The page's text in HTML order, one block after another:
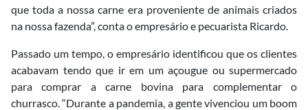
que toda a nossa carne era proveniente de animais criados
na nossa fazenda”, conta o empresário e pecuarista Ricardo.
Passado um tempo, o empresário identificou que os clientes
acabavam tendo que ir em um açougue ou supermercado
para comprar a carne bovina para complementar o
churrasco. “Durante a pandemia, a gente vivenciou um boom